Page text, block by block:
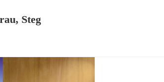
Steg